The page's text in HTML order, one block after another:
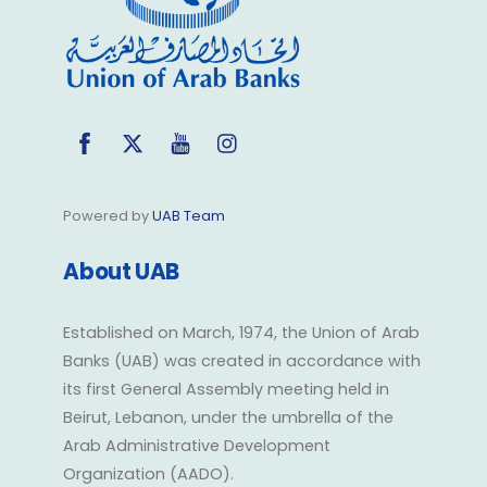
FacebookTwitter YouTube
Powered byUAB Team
About UAB
Established on March, 1974, the Union of Arab
Banks (UAB) was created in accordance with
its first General Assembly meeting held in
Beirut, Lebanon, under the umbrella of the
Arab Administrative Development
Organization (AADO).